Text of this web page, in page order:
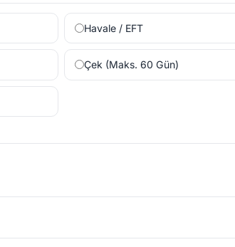
Havale / EFT
Çek (Maks. 60 Gün)